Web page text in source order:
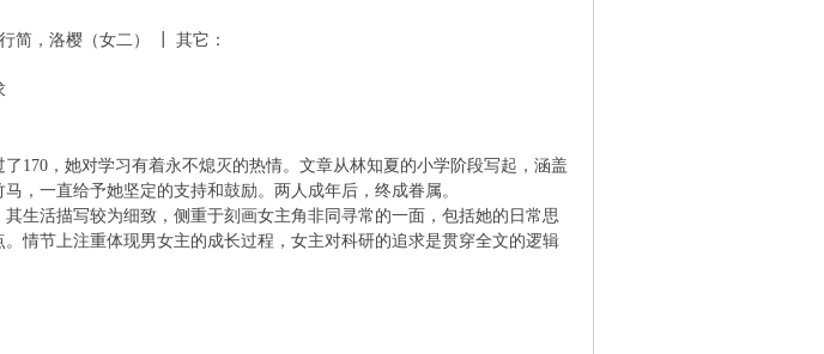
，洛樱（女二） ┃ 其它：
，她对学习有着永不熄灭的热情。文章从林知夏的小学阶段写起，涵盖
，一直给予她坚定的支持和鼓励。两人成年后，终成眷属。
活描写较为细致，侧重于刻画女主角非同寻常的一面，包括她的日常思
情节上注重体现男女主的成长过程，女主对科研的追求是贯穿全文的逻辑